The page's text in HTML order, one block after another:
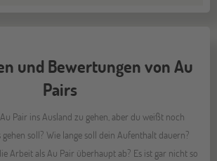
und Bewertungen von Au
Pairs
Pair ins Ausland zu gehen, aber du weißt noch
soll? Wie lange soll dein Aufenthalt dauern?
Arbeit als Au Pair überhaupt ab? Es ist gar nicht so